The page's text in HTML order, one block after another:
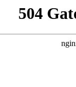
504